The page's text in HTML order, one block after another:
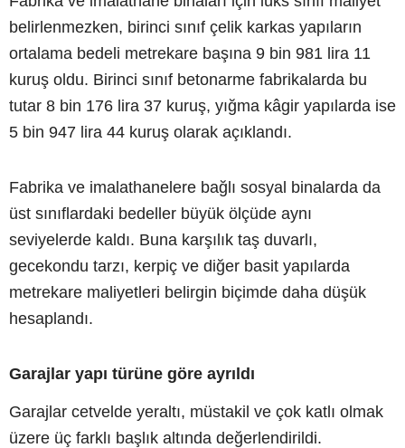
belirlenmezken, birinci sınıf çelik karkas yapıların
ortalama bedeli metrekare başına 9 bin 981 lira 11
kuruş oldu. Birinci sınıf betonarme fabrikalarda bu
tutar 8 bin 176 lira 37 kuruş, yığma kâgir yapılarda ise
5 bin 947 lira 44 kuruş olarak açıklandı.
Fabrika ve imalathanelere bağlı sosyal binalarda da
üst sınıflardaki bedeller büyük ölçüde aynı
seviyelerde kaldı. Buna karşılık taş duvarlı,
gecekondu tarzı, kerpiç ve diğer basit yapılarda
metrekare maliyetleri belirgin biçimde daha düşük
hesaplandı.
Garajlar yapı türüne göre ayrıldı
Garajlar cetvelde yeraltı, müstakil ve çok katlı olmak
üzere üç farklı başlık altında değerlendirildi.